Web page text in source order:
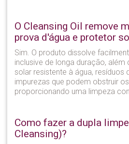
O Cleansing Oil remove
prova d'água e protetor
Sim. O produto dissolve
inclusive de longa duração,
solar resistente à água, resíduos
impurezas que podem obstruir
proporcionando uma limpeza
Como fazer a dupla
Cleansing)?